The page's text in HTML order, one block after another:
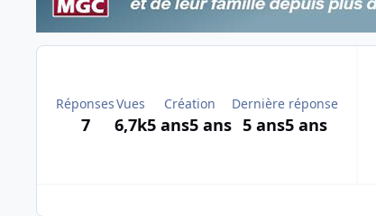
Réponses
7
Vues
6,7k
Création
5 ans5 ans
Dernière réponse
5 ans5 ans